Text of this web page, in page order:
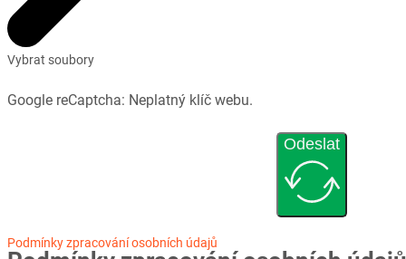
Vybrat soubory
Google reCaptcha: Neplatný klíč webu.
Odeslat
Podmínky zpracování osobních údajů